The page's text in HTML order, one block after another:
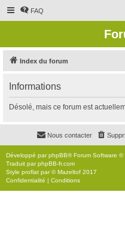
FAQ
Index du forum
Informations
Désolé, mais ce forum est
Nous contacter
Développé parphpBB® Forum Software ©
Traduit parphpBB-fr.com
Style proflat par ©Mazeltof 2017
Confidentialité | Conditions